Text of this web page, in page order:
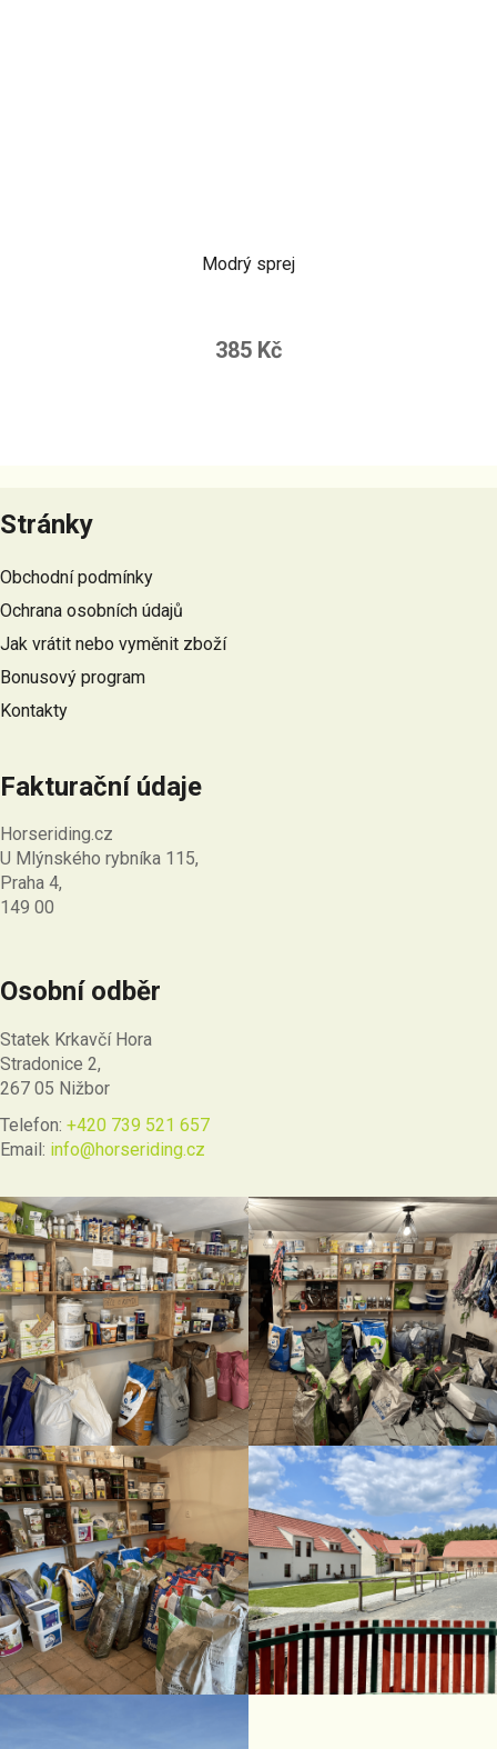
Modrý sprej
385 Kč
á
p
a
t
í
Stránky
Obchodní podmínky
Ochrana osobních údajů
Jak vrátit nebo vyměnit zboží
Bonusový program
Kontakty
Fakturační údaje
Horseriding.cz
U Mlýnského rybníka 115,
Praha 4,
149 00
Osobní odběr
Statek Krkavčí Hora
Stradonice 2,
267 05 Nižbor
Telefon: +420 739 521 657
Email: info@horseriding.cz